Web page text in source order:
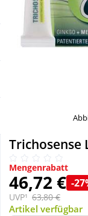
Schnäppchen
Täglich gut
Körperpflege &
Liebe & Erotik
Natur &
Sanitätshaus
Trichosense
Mengenrabatt
46,72 € -
UVP¹ 63,80 €
Artikel verfügbar